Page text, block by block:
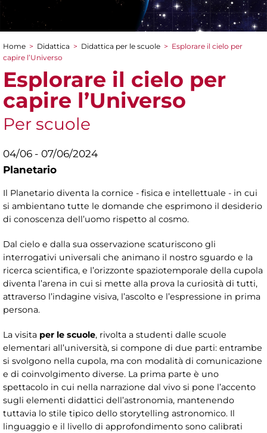
Tu sei qui
Home > Didattica > Didattica per le scuole > Esplorare il cielo per
capire l’Universo
Esplorare il cielo per
capire l’Universo
Per scuole
04/06 - 07/06/2024
Planetario
Il Planetario diventa la cornice - fisica e intellettuale - in cui
si ambientano tutte le domande che esprimono il desiderio
di conoscenza dell’uomo rispetto al cosmo.
Dal cielo e dalla sua osservazione scaturiscono gli
interrogativi universali che animano il nostro sguardo e la
ricerca scientifica, e l’orizzonte spaziotemporale della cupola
diventa l’arena in cui si mette alla prova la curiosità di tutti,
attraverso l’indagine visiva, l’ascolto e l’espressione in prima
persona.
La visita per le scuole, rivolta a studenti dalle scuole
elementari all’università, si compone di due parti: entrambe
si svolgono nella cupola, ma con modalità di comunicazione
e di coinvolgimento diverse. La prima parte è uno
spettacolo in cui nella narrazione dal vivo si pone l’accento
sugli elementi didattici dell’astronomia, mantenendo
tuttavia lo stile tipico dello storytelling astronomico. Il
linguaggio e il livello di approfondimento sono calibrati